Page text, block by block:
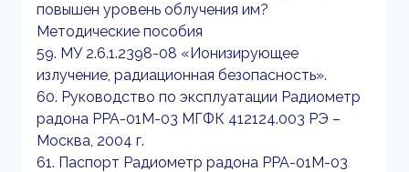
повышен уровень облучения им?
Методические пособия
59. МУ 2.6.1.2398-08 «Ионизирующее
излучение, радиационная безопасность».
60. Руководство по эксплуатации Радиометр
радона РРА-01М-03 МГФК 412124.003 РЭ –
Москва, 2004 г.
61. Паспорт Радиометр радона РРА-01М-03